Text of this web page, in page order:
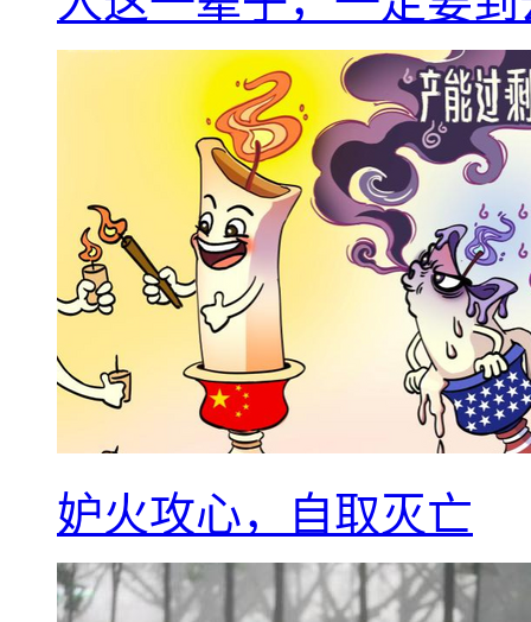
妒火攻心，自取灭亡